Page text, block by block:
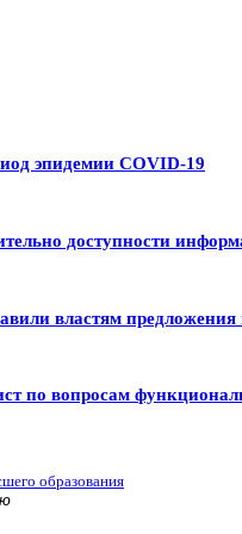
эпидемии COVID-19
доступности
властям
по вопросам
образования